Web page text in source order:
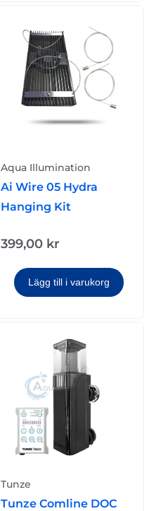
Ai Wire 05 Hydra
Hanging Kit
399,00 kr
Lägg till i varukorg
Aqua Illumination
Tunze Comline DOC
Tunze